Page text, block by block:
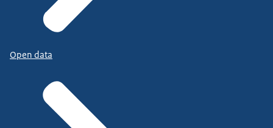
Open data